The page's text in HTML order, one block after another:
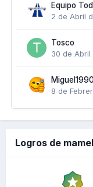
Equipo
2 de Abril
Tosco
30 de Abril
8 de
Logros de